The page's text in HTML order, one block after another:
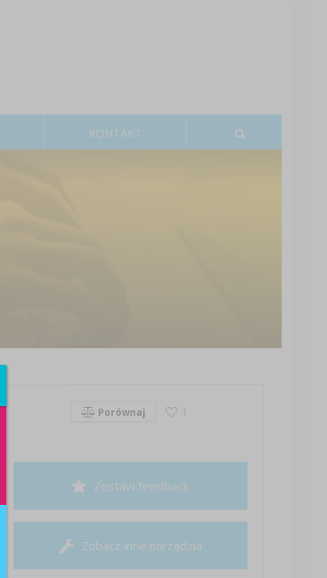
KONTAKT
Porównaj 1
Zostaw feedback
Zobacz inne narzędzia